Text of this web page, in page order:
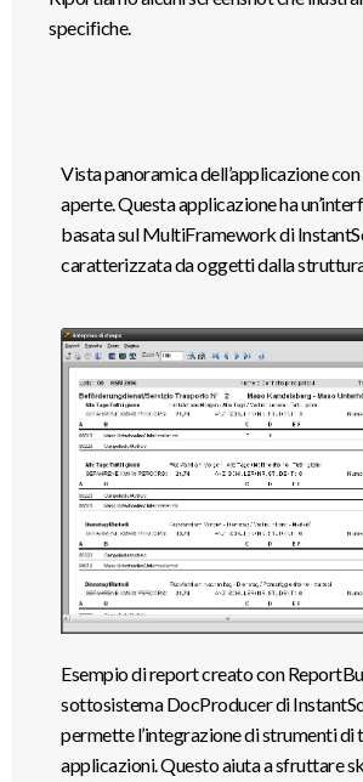
specifiche.
Vista panoramica dell’applicazione
aperte. Questa applicazione ha
basata sul MultiFramework di
caratterizzata da oggetti dalla
Esempio di report creato con
sottosistema DocProducer di
permette l’integrazione di strumenti di
applicazioni. Questo aiuta a sfruttare